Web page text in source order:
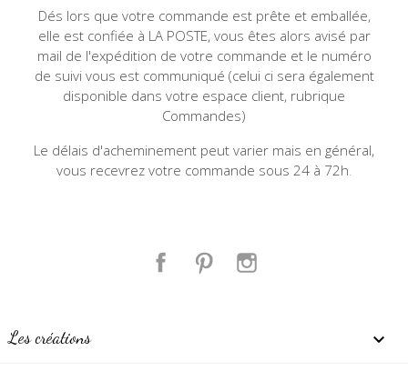
Dés lors que votre commande est prête et emballée,
elle est confiée à LA POSTE, vous êtes alors avisé par
mail de l'expédition de votre commande et le numéro
de suivi vous est communiqué (celui ci sera également
disponible dans votre espace client, rubrique
Commandes)
Le délais d'acheminement peut varier mais en général,
vous recevrez votre commande sous 24 à 72h.
Facebook Pinterest
Les créations 